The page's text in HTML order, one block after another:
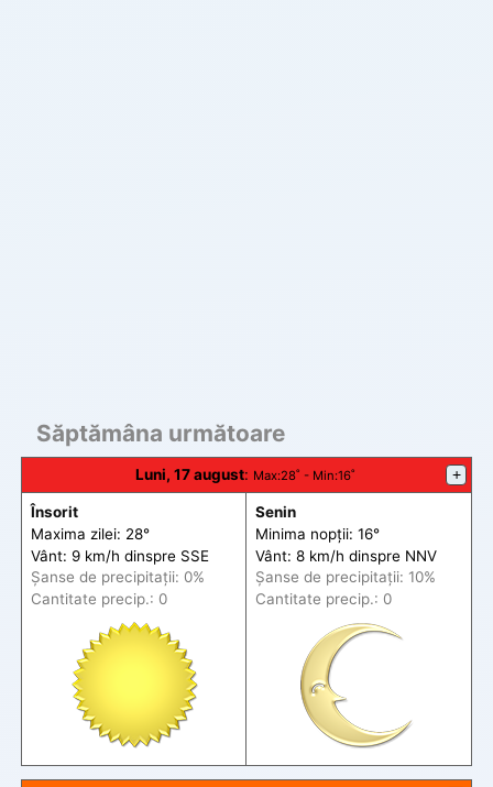
Săptămâna următoare
Luni, 17 august: Max:28˚ - Min:16˚ +
Însorit
Maxima zilei: 28°
Vânt: 9 km/h dinspre SSE
Șanse de precipitații: 0%
Cantitate precip.: 0
Senin
Minima nopții: 16°
Vânt: 8 km/h dinspre NNV
Șanse de precipitații: 10%
Cantitate precip.: 0